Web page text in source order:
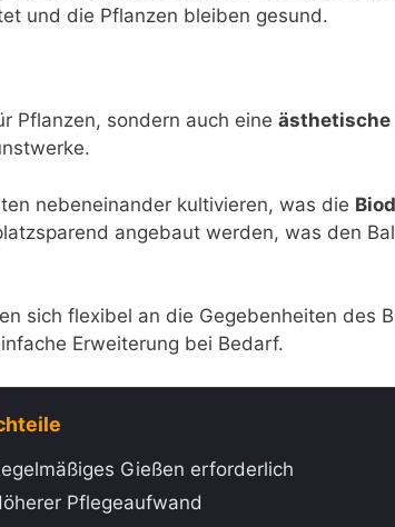
und die Pflanzen bleiben gesund.
Pflanzen, sondern auch eine ästhetische
nebeneinander kultivieren, was die
angebaut werden, was den
sich flexibel an die Gegebenheiten des
Erweiterung bei Bedarf.
Gießen erforderlich
Pflegeaufwand